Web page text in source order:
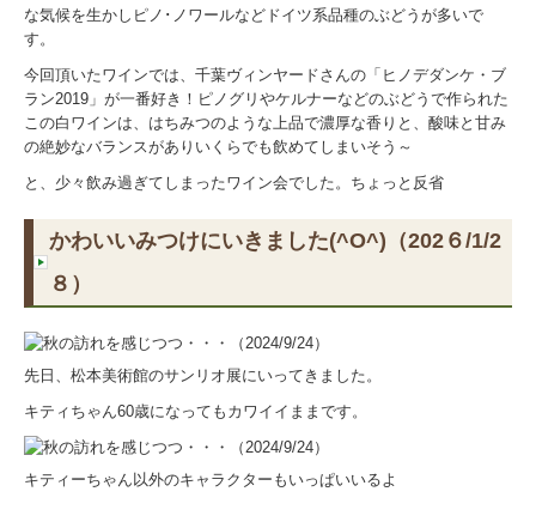
な気候を生かしピノ･ノワールなどドイツ系品種のぶどうが多いで
す。
今回頂いたワインでは、千葉ヴィンヤードさんの「ヒノデダンケ・ブ
ラン2019 」が一番好き！ピノグリやケルナーなどのぶどうで作られた
この白ワインは、はちみつのような上品で濃厚な香りと、酸味と甘み
の絶妙なバランスがありいくらでも飲めてしまいそう～
と、少々飲み過ぎてしまったワイン会でした。ちょっと反省
かわいいみつけにいきました(^O^)（202６/1/2
８）
先日、松本美術館のサンリオ展にいってきました。
キティちゃん60歳になってもカワイイままです。
キティーちゃん以外のキャラクターもいっぱいいるよ